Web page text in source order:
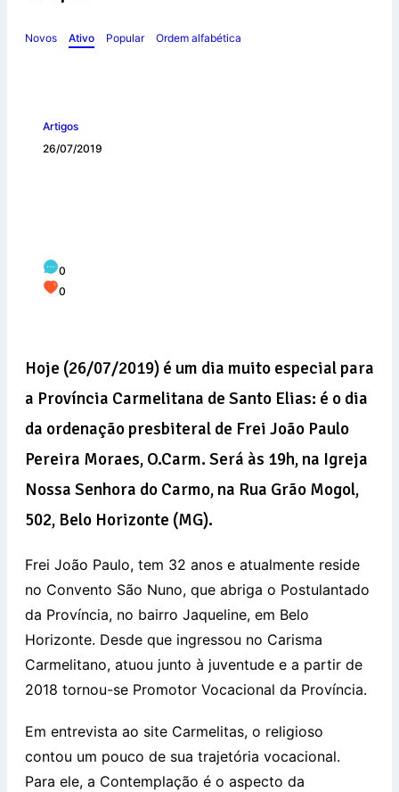
Novos Ativo Popular Ordem alfabética
Artigos
26/07/2019
0
0
Hoje (26/07/2019) é um dia muito especial para
a Província Carmelitana de Santo Elias: é o dia
da ordenação presbiteral de Frei João Paulo
Pereira Moraes, O.Carm. Será às 19h, na Igreja
Nossa Senhora do Carmo, na Rua Grão Mogol,
502, Belo Horizonte (MG).
Frei João Paulo, tem 32 anos e atualmente reside
no Convento São Nuno, que abriga o Postulantado
da Província, no bairro Jaqueline, em Belo
Horizonte. Desde que ingressou no Carisma
Carmelitano, atuou junto à juventude e a partir de
2018 tornou-se Promotor Vocacional da Província.
Em entrevista ao site Carmelitas, o religioso
contou um pouco de sua trajetória vocacional.
Para ele, a Contemplação é o aspecto da